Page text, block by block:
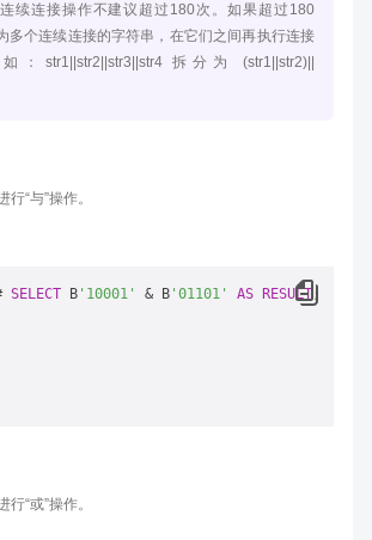
续连接操作不建议超过180次。如果超过180
多个连续连接的字符串，在它们之间再执行连接
：str1||str2||str3||str4 拆分为 (str1||str2)||
“与”操作。
SELECT B '10001' & B '01101' AS RESULT ;
“或”操作。